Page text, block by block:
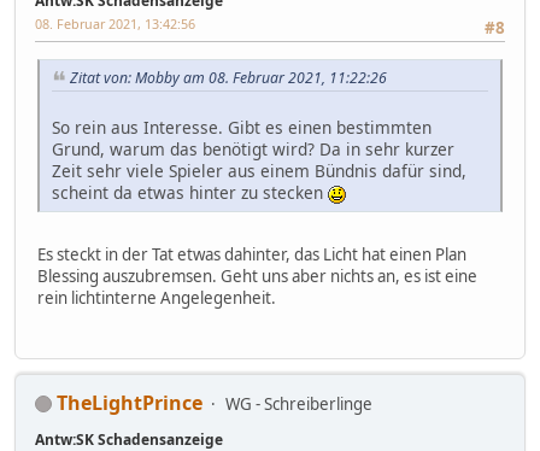
#8
08. Februar 2021, 13:42:56
Zitat von: Mobby am 08. Februar 2021, 11:22:26
So rein aus Interesse. Gibt es einen bestimmten
Grund, warum das benötigt wird? Da in sehr kurzer
Zeit sehr viele Spieler aus einem Bündnis dafür sind,
scheint da etwas hinter zu stecken
Es steckt in der Tat etwas dahinter, das Licht hat einen Plan
Blessing auszubremsen. Geht uns aber nichts an, es ist eine
rein lichtinterne Angelegenheit.
TheLightPrince WG - Schreiberlinge
Antw:SK Schadensanzeige